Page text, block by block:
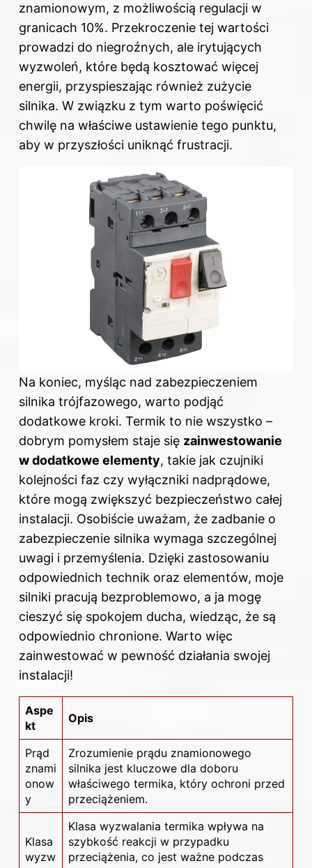
znamionowym, z możliwością regulacji w
granicach 10%. Przekroczenie tej wartości
prowadzi do niegroźnych, ale irytujących
wyzwoleń, które będą kosztować więcej
energii, przyspieszając również zużycie
silnika. W związku z tym warto poświęcić
chwilę na właściwe ustawienie tego punktu,
aby w przyszłości uniknąć frustracji.
Na koniec, myśląc nad zabezpieczeniem
silnika trójfazowego, warto podjąć
dodatkowe kroki. Termik to nie wszystko –
dobrym pomysłem staje się zainwestowanie
w dodatkowe elementy, takie jak czujniki
kolejności faz czy wyłączniki nadprądowe,
które mogą zwiększyć bezpieczeństwo całej
instalacji. Osobiście uważam, że zadbanie o
zabezpieczenie silnika wymaga szczególnej
uwagi i przemyślenia. Dzięki zastosowaniu
odpowiednich technik oraz elementów, moje
silniki pracują bezproblemowo, a ja mogę
cieszyć się spokojem ducha, wiedząc, że są
odpowiednio chronione. Warto więc
zainwestować w pewność działania swojej
instalacji!
Aspe
kt
Opis
Prąd
znami
onow
y
Zrozumienie prądu znamionowego
silnika jest kluczowe dla doboru
właściwego termika, który ochroni przed
przeciążeniem.
Klasa
wyzw
Klasa wyzwalania termika wpływa na
szybkość reakcji w przypadku
przeciążenia, co jest ważne podczas